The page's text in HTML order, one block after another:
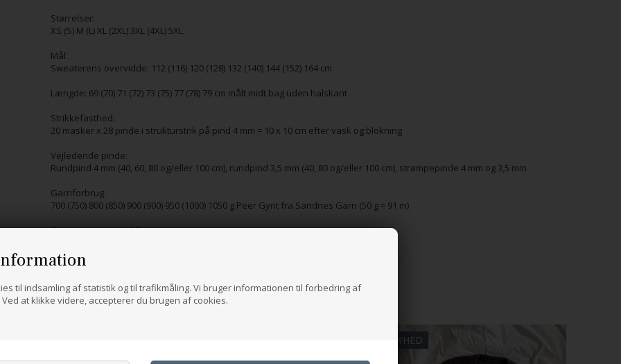
til indsamling af statistik og til trafikmåling. Vi bruger informationen til forbedring af
at klikke videre, accepterer du brugen af cookies.
Størrelser:
XS (S) M (L) XL (2XL) 3XL (4XL) 5XL
Mål:
Sweaterens overvidde: 112 (116) 120 (128) 132 (140) 144 (152) 164 cm
Længde: 69 (70) 71 (72) 73 (75) 77 (78) 79 cm målt midt bag uden halskant
Strikkefasthed:
20 masker x 28 pinde i strukturstrik på pind 4 mm = 10 x 10 cm efter vask og blokning
Vejledende pinde:
Rundpind 4 mm (40, 60, 80 og/eller 100 cm), rundpind 3,5 mm (40, 80 og/eller 100 cm), strømpepinde 4 mm og 3,5 mm
Garnforbrug:
700 (750) 800 (850) 900 (900) 950 (1000) 1050 g Peer Gynt fra Sandnes Garn (50 g = 91 m)
Sværhedsgrad: 4 af 5
NYHED